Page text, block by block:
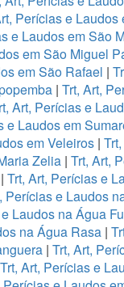
Perícias e Laudos
e Laudos em São
em São Miguel
em São Rafael |
| Trt, Art,
Art, Perícias e
e Laudos em
em Veleiros|
Zelia| Trt, Art,
Trt, Art, Perícias e
Perícias e Laudos
Laudos na Água
na Água Rasa |
| Trt, Art,
Trt, Art, Perícias e